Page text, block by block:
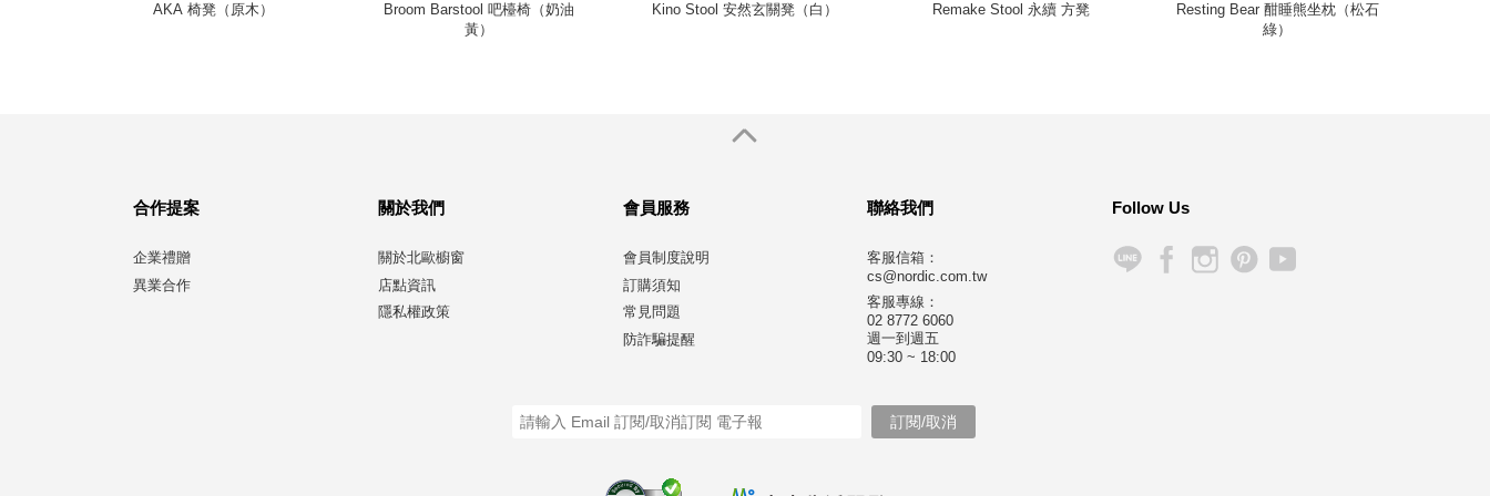
AKA 椅凳（原木）
Broom Barstool 吧檯椅（奶油
黃）
Kino Stool 安然玄關凳（白） Remake Stool 永續 方凳
Resting Bear 酣睡熊坐枕（松石
綠）
合作提案
企業禮贈
異業合作
關於我們
關於北歐櫥窗
店點資訊
隱私權政策
會員服務
會員制度說明
訂購須知
常見問題
防詐騙提醒
聯絡我們
客服信箱：
cs@nordic.com.tw
客服專線：
02 8772 6060
週一到週五
09:30 ~ 18:00
Follow Us